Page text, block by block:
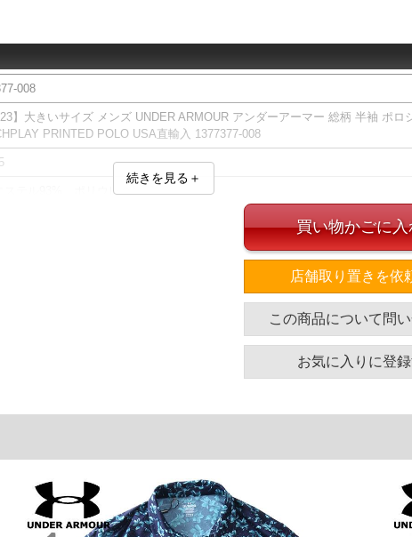
008
】大きいサイズ メンズ UNDER ARMOUR アンダーアーマー 総柄 半袖 ポロ
PRINTED POLO USA直輸入 1377377-008
ステル93%、ポリウレタン7%
裾幅
60.5
って若干のサイズの誤差がございます。また、お客様がご使用の環境（コンピ
て、商品の色味が若干異なる場合がございます。予めご了承ください。
ズが実際の商品に付いているタグのサイズ表記と異なる場合があります。お
グの記載もご確認下さい。
掲載商品は、実店鋪と在庫を共用しておりますので店頭での売り違い、店舗
より、お客様にご迷惑をお掛けしてしまう場合がございます。そのようなこと
ておりますが、もしあった場合速やかにご連絡させて頂きますので予めご了承
続きを見る＋
買い物かごに入
店舗取り置きを依
この商品について問
お気に入りに登